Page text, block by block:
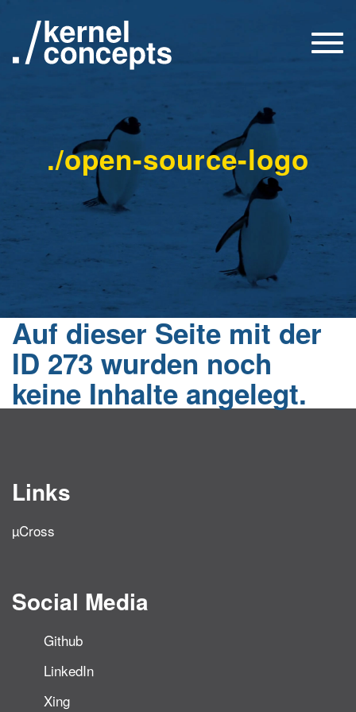
./open-source-logo
Auf dieser Seite mit der
ID 273 wurden noch
keine Inhalte angelegt.
Links
µCross
Social Media
Github
LinkedIn
Xing